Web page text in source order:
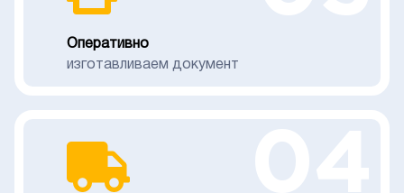
Оперативно
изготавливаем документ